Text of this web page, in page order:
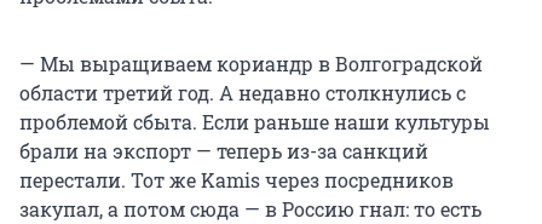
— Мы выращиваем кориандр в Волгоградской
области третий год. А недавно столкнулись с
проблемой сбыта. Если раньше наши культуры
брали на экспорт — теперь из-за санкций
перестали. Тот же Kamis через посредников
закупал, а потом сюда — в Россию гнал: то есть